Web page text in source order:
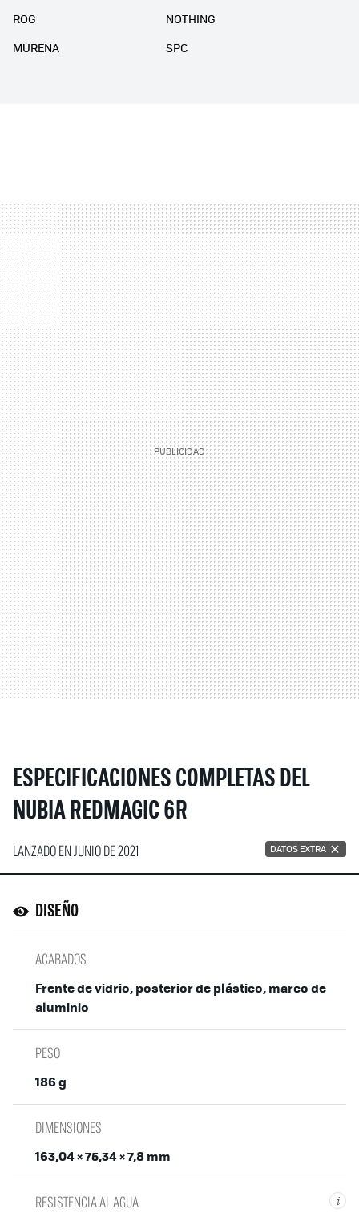
ROG
NOTHING
MURENA
SPC
ESPECIFICACIONES COMPLETAS DEL
NUBIA REDMAGIC 6R
LANZADO EN JUNIO DE 2021 DATOS EXTRA
DISEÑO
ACABADOS
Frente de vidrio, posterior de plástico, marco de
aluminio
PESO
186 g
DIMENSIONES
163,04 × 75,34 × 7,8 mm
i
RESISTENCIA AL AGUA